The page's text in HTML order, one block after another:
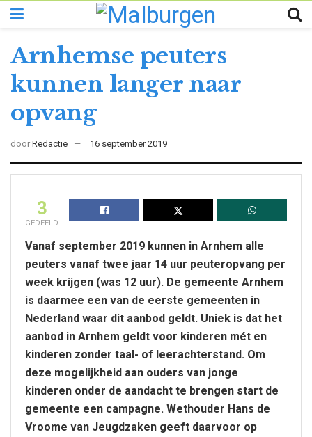
Arnhemse peuters
kunnen langer naar
opvang
door Redactie 16 september 2019
3
GEDEELD
Vanaf september 2019 kunnen in Arnhem alle
peuters vanaf twee jaar 14 uur peuteropvang per
week krijgen (was 12 uur). De gemeente Arnhem
is daarmee een van de eerste gemeenten in
Nederland waar dit aanbod geldt. Uniek is dat het
aanbod in Arnhem geldt voor kinderen mét en
kinderen zonder taal- of leerachterstand. Om
deze mogelijkheid aan ouders van jonge
kinderen onder de aandacht te brengen start de
gemeente een campagne. Wethouder Hans de
Vroome van Jeugdzaken geeft daarvoor op